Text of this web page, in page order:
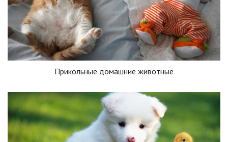
Прикольные домашние животные